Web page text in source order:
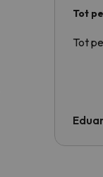
Tot
Tot